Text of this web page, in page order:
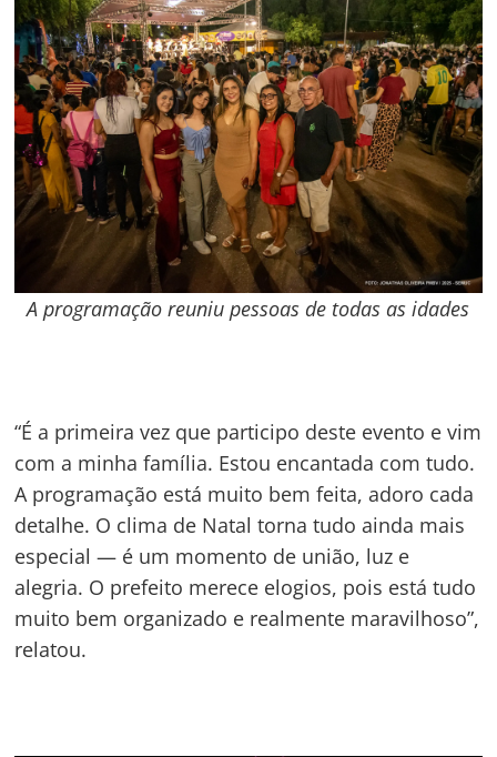
A programação reuniu pessoas de todas as idades
“É a primeira vez que participo deste evento e vim
com a minha família. Estou encantada com tudo.
A programação está muito bem feita, adoro cada
detalhe. O clima de Natal torna tudo ainda mais
especial — é um momento de união, luz e
alegria. O prefeito merece elogios, pois está tudo
muito bem organizado e realmente maravilhoso”,
relatou.